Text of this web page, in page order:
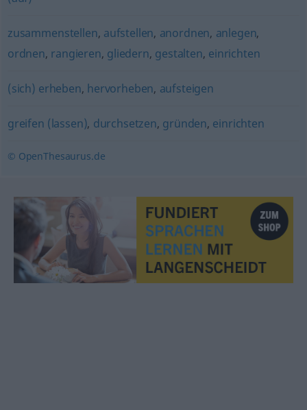
zusammenstellen, aufstellen, anordnen, anlegen,
ordnen, rangieren, gliedern, gestalten, einrichten
(sich) erheben, hervorheben, aufsteigen
greifen (lassen), durchsetzen, gründen, einrichten
© OpenThesaurus.de